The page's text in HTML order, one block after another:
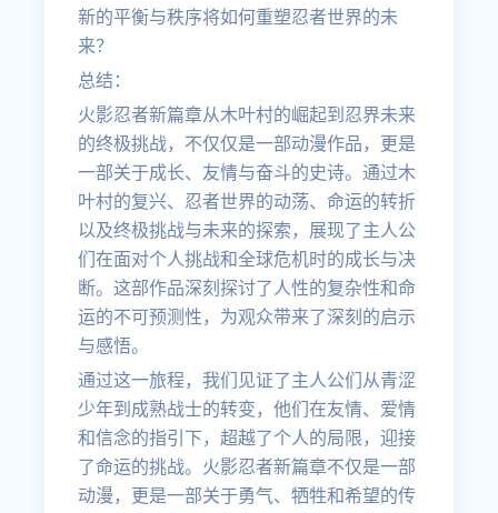
新的平衡与秩序将如何重塑忍者世界的未
来？
总结：
火影忍者新篇章从木叶村的崛起到忍界未来
的终极挑战，不仅仅是一部动漫作品，更是
一部关于成长、友情与奋斗的史诗。通过木
叶村的复兴、忍者世界的动荡、命运的转折
以及终极挑战与未来的探索，展现了主人公
们在面对个人挑战和全球危机时的成长与决
断。这部作品深刻探讨了人性的复杂性和命
运的不可预测性，为观众带来了深刻的启示
与感悟。
通过这一旅程，我们见证了主人公们从青涩
少年到成熟战士的转变，他们在友情、爱情
和信念的指引下，超越了个人的局限，迎接
了命运的挑战。火影忍者新篇章不仅是一部
动漫，更是一部关于勇气、牺牲和希望的传